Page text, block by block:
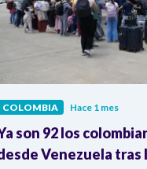
COLOMBIA Hace 1 mes
son 92 los
Venezuela